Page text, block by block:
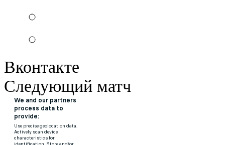
Вконтакте
Следующий матч